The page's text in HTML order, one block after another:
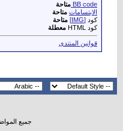
BB code متاحة
الابتسامات متاحة
كود [IMG]
متاحة
كود HTML
معطلة
قوانين المنتدى
جميع